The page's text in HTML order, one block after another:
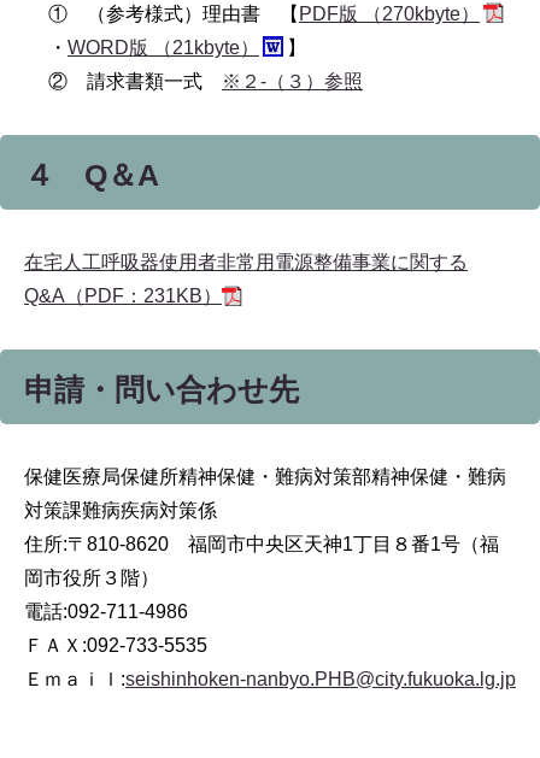
① （参考様式）理由書 【 PDF版 （270kbyte）
・ WORD版 （21kbyte）
】
② 請求書類一式
※２-（３）参照
４ Q＆A
在宅人工呼吸器使用者非常用電源整備事業に関する
Q&A（PDF：231KB）
申請・問い合わせ先
保健医療局保健所精神保健・難病対策部精神保健・難病
対策課難病疾病対策係
住所:〒810-8620 福岡市中央区天神1丁目８番1号（福
岡市役所３階）
電話:092-711-4986
ＦＡＸ:092-733-5535
Ｅｍａｉｌ:seishinhoken-nanbyo.PHB@city.fukuoka.lg.jp